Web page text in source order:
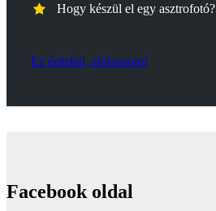
Hogy készül el egy asztrofotó?
Ez érdekel, elolvasom!
Facebook oldal